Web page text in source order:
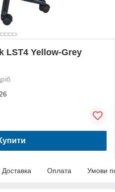
LST4 Yellow-Grey
Доставка Оплата Умови